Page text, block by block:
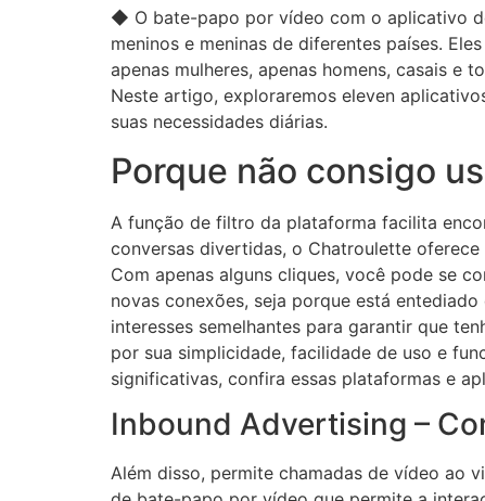
◆ O bate-papo por vídeo com o aplicativo
meninos e meninas de diferentes países.
apenas mulheres, apenas homens, casais e
Neste artigo, exploraremos eleven
suas necessidades diárias.
Porque não consigo
A função de filtro da plataforma facilita
conversas divertidas, o Chatroulette
Com apenas alguns cliques, você pode se
novas conexões, seja porque está
interesses semelhantes para garantir que
por sua simplicidade, facilidade de uso e
significativas, confira essas plataformas e
Inbound Advertising –
Além disso, permite chamadas de vídeo ao